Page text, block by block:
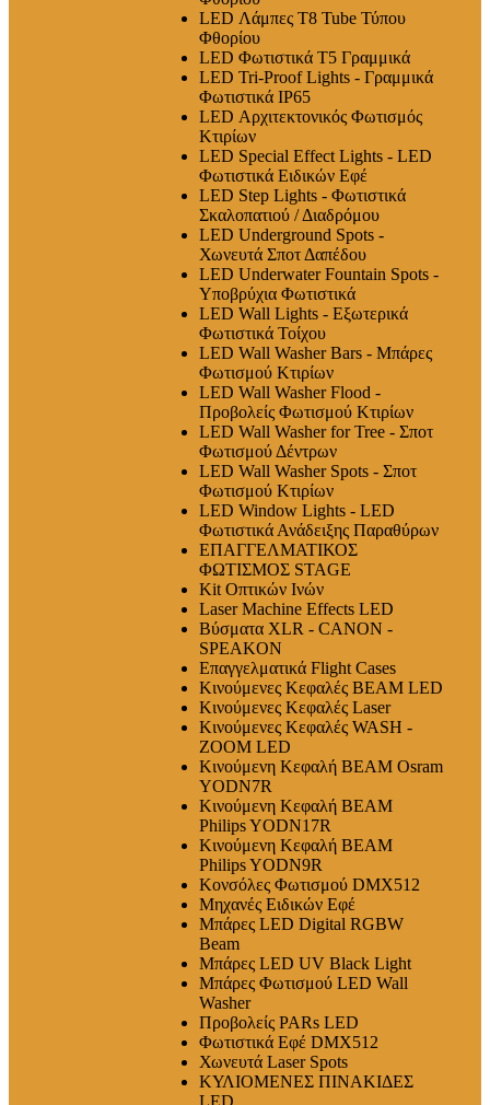
LED Λάμπες Τ8 Tube Τύπου
Φθορίου
LED Φωτιστικά T5 Γραμμικά
LED Tri-Proof Lights - Γραμμικά
Φωτιστικά IP65
LED Αρχιτεκτονικός Φωτισμός
Κτιρίων
LED Special Effect Lights - LED
Φωτιστικά Ειδικών Εφέ
LED Step Lights - Φωτιστικά
Σκαλοπατιού / Διαδρόμου
LED Underground Spots -
Χωνευτά Σποτ Δαπέδου
LED Underwater Fountain Spots -
Υποβρύχια Φωτιστικά
LED Wall Lights - Εξωτερικά
Φωτιστικά Τοίχου
LED Wall Washer Bars - Μπάρες
Φωτισμού Κτιρίων
LED Wall Washer Flood -
Προβολείς Φωτισμού Κτιρίων
LED Wall Washer for Tree - Σποτ
Φωτισμού Δέντρων
LED Wall Washer Spots - Σποτ
Φωτισμού Κτιρίων
LED Window Lights - LED
Φωτιστικά Ανάδειξης Παραθύρων
ΕΠΑΓΓΕΛΜΑΤΙΚΟΣ
ΦΩΤΙΣΜΟΣ STAGE
Kit Οπτικών Ινών
Laser Machine Effects LED
Βύσματα XLR - CANON -
SPEAKON
Επαγγελματικά Flight Cases
Κινούμενες Κεφαλές BEAM LED
Κινούμενες Κεφαλές Laser
Κινούμενες Κεφαλές WASH -
ZOOM LED
Κινούμενη Κεφαλή BEAM Osram
YODN7R
Κινούμενη Κεφαλή BEAM
Philips YODN17R
Κινούμενη Κεφαλή BEAM
Philips YODN9R
Κονσόλες Φωτισμού DMX512
Μηχανές Ειδικών Εφέ
Μπάρες LED Digital RGBW
Beam
Μπάρες LED UV Black Light
Μπάρες Φωτισμού LED Wall
Washer
Προβολείς PARs LED
Φωτιστικά Εφέ DMX512
Χωνευτά Laser Spots
ΚΥΛΙΟΜΕΝΕΣ ΠΙΝΑΚΙΔΕΣ